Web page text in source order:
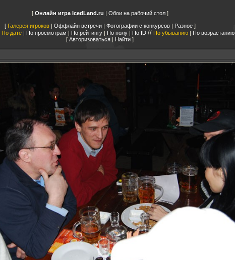
Онлайн игра IcedLand.ru | Обои на рабочий стол
Галерея игроков| Оффлайн встречи| Фотографии с конкурсов| Разное
По дате | По просмотрам | По рейтингу | По полу | По ID // По убыванию | По возрастанию
Авторизоваться | Найти